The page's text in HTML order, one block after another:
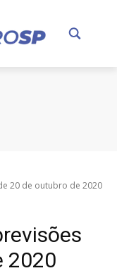
20 de outubro de 2020
2020